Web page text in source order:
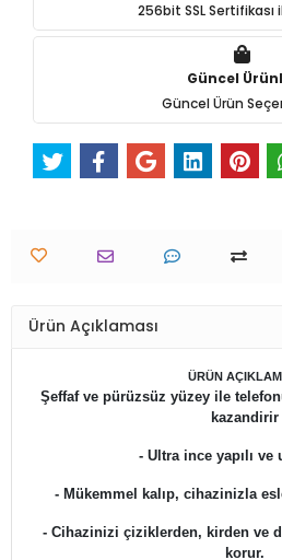
256bit SSL Sertifikası
Güncel
Güncel Ürün
Ürün Açıklaması
ÜRÜN
Şeffaf ve pürüzsüz yüzey ile
kazandirir
- Ultra ince yapılı ve
- Mükemmel kalıp, cihazinizla
- Cihazinizi çiziklerden, kirden ve
korur.